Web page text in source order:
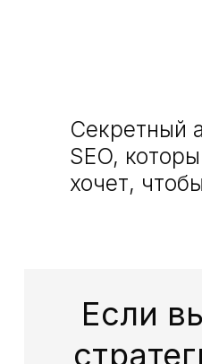
Секретный
SEO,
хочет,
Если